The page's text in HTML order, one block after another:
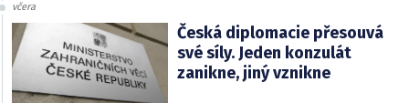
včera
Česká diplomacie přesouvá
své síly. Jeden konzulát
zanikne, jiný vznikne